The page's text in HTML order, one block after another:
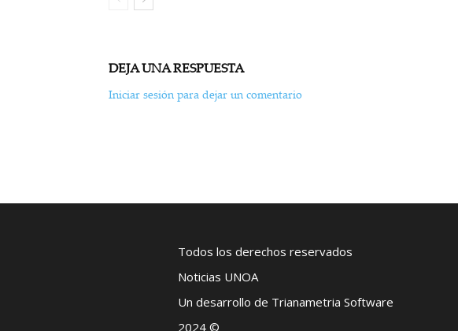
DEJA UNA RESPUESTA
Iniciar sesión para dejar un comentario
Todos los derechos reservados
Noticias UNOA
Un desarrollo de Trianametria Software
2024 ©